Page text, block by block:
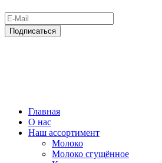
Главная
О нас
Наш ассортимент
Молоко
Молоко сгущённое